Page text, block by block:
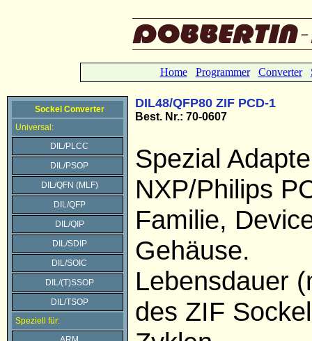
Home Programmer Converter
Sockel Converter
Universal:
DIL/PLCC
DIL/PSOP
DIL/QFN (MLF)
DIL/QFP
DIL/QIP
DIL/SDIP
DIL/SOIC
DIL/(T)SSOP
DIL/TSOP
Speziell für:
DIL48/QFP80 ZIF PCD-1
Best. Nr.: 70-0607
Spezial
NXP/Philips
Familie,
Gehäuse.
Lebensdauer
des ZIF